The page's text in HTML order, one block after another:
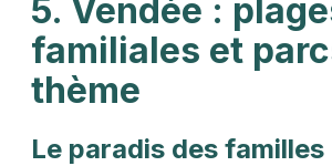
5. Vendée :
familiales et
thème
Le paradis des familles